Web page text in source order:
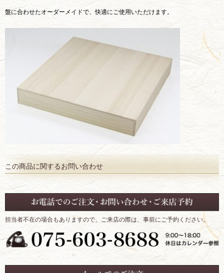
盤に合わせたオーダーメイドで、快適にご使用いただけます。
この商品に関するお問い合わせ
担当者不在の場合もありますので、ご来店の際は、事前にご予約ください。